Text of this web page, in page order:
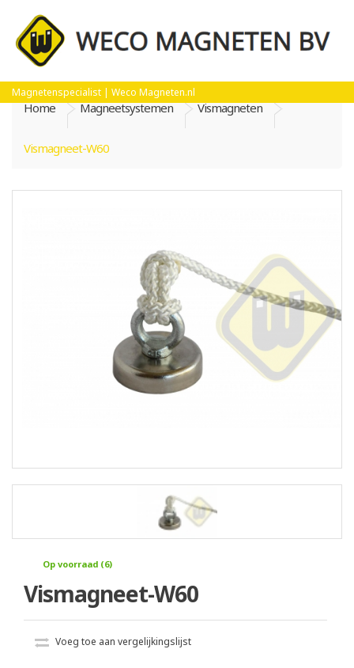
Magnetenspecialist | Weco Magneten.nl
Home Magneetsystemen Vismagneten
Vismagneet-W60
Op voorraad (6)
Vismagneet-W60
Voeg toe aan vergelijkingslijst